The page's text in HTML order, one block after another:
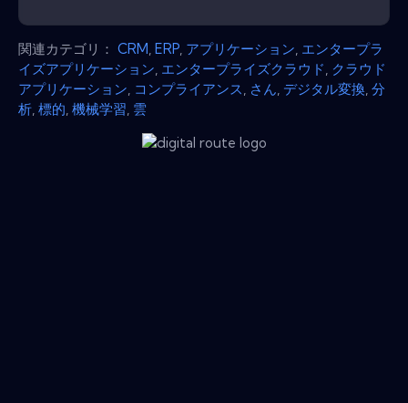
関連カテゴリ： CRM ERP アプリケーション エンタープラ
イズアプリケーション エンタープライズクラウド クラウド
アプリケーション コンプライアンス さん デジタル変換 分
析 標的 機械学習 雲